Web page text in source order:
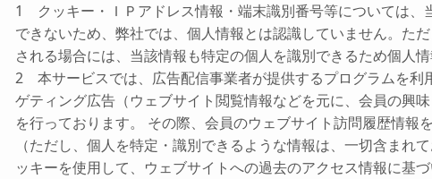
1 クッキー・ＩＰアドレス情報・端末識別番号等については、
できないため、弊社では、個人情報とは認識していません。た
される場合には、当該情報も特定の個人を識別できるため個人情
2 本サービスでは、広告配信事業者が提供するプログラムを利
ゲティング広告（ウェブサイト閲覧情報などを元に、会員の興
を行っております。 その際、会員のウェブサイト訪問履歴情報
（ただし、個人を特定・識別できるような情報は、一切含まれ
ッキーを使用して、ウェブサイトへの過去のアクセス情報に基